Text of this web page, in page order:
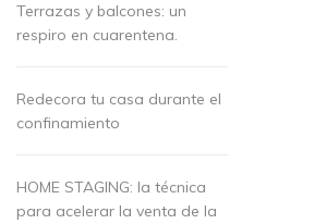
Terrazas y balcones: un
respiro en cuarentena.
Redecora tu casa durante el
confinamiento
HOME STAGING: la técnica
para acelerar la venta de la